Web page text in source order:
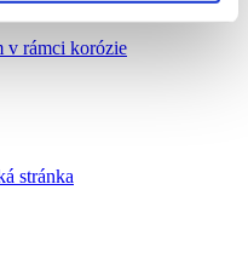
spojovacích
v rámci korózie
stránka